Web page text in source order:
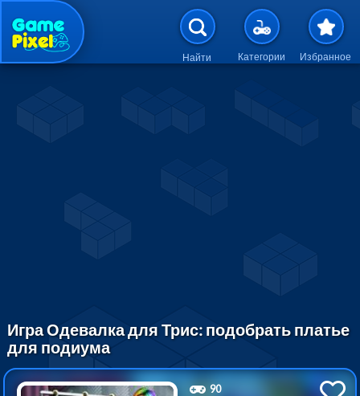
Перейти к основному
Найти Категории Избранное
Игра Одевалка для Трис: подобрать платье
для подиума
90